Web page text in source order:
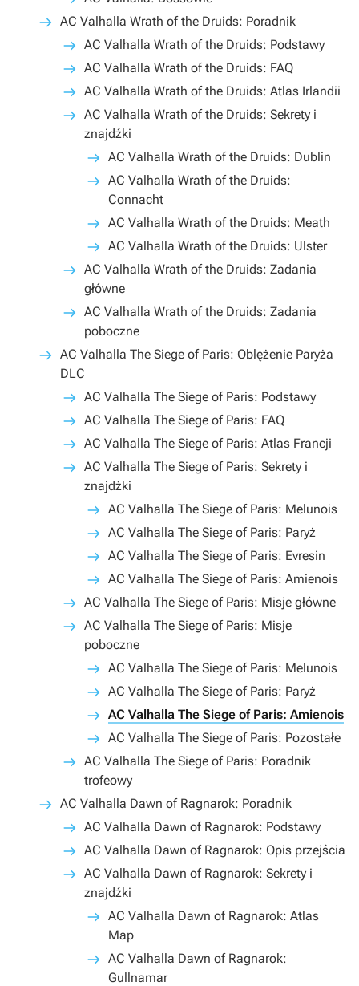
AC Valhalla Wrath of the Druids: Poradnik
AC Valhalla Wrath of the Druids: Podstawy
AC Valhalla Wrath of the Druids: FAQ
AC Valhalla Wrath of the Druids: Atlas Irlandii
AC Valhalla Wrath of the Druids: Sekrety i
znajdźki
AC Valhalla Wrath of the Druids: Dublin
AC Valhalla Wrath of the Druids:
Connacht
AC Valhalla Wrath of the Druids: Meath
AC Valhalla Wrath of the Druids: Ulster
AC Valhalla Wrath of the Druids: Zadania
główne
AC Valhalla Wrath of the Druids: Zadania
poboczne
AC Valhalla The Siege of Paris: Oblężenie Paryża
DLC
AC Valhalla The Siege of Paris: Podstawy
AC Valhalla The Siege of Paris: FAQ
AC Valhalla The Siege of Paris: Atlas Francji
AC Valhalla The Siege of Paris: Sekrety i
znajdźki
AC Valhalla The Siege of Paris: Melunois
AC Valhalla The Siege of Paris: Paryż
AC Valhalla The Siege of Paris: Evresin
AC Valhalla The Siege of Paris: Amienois
AC Valhalla The Siege of Paris: Misje główne
AC Valhalla The Siege of Paris: Misje
poboczne
AC Valhalla The Siege of Paris: Melunois
AC Valhalla The Siege of Paris: Paryż
AC Valhalla The Siege of Paris: Amienois
AC Valhalla The Siege of Paris: Pozostałe
AC Valhalla The Siege of Paris: Poradnik
trofeowy
AC Valhalla Dawn of Ragnarok: Poradnik
AC Valhalla Dawn of Ragnarok: Podstawy
AC Valhalla Dawn of Ragnarok: Opis przejścia
AC Valhalla Dawn of Ragnarok: Sekrety i
znajdźki
AC Valhalla Dawn of Ragnarok: Atlas
Map
AC Valhalla Dawn of Ragnarok:
Gullnamar